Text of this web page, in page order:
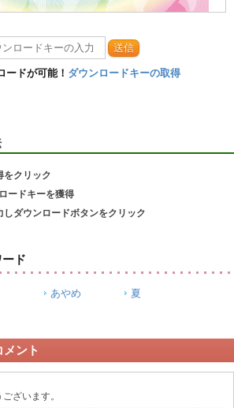
送信
ードが可能！ ダウンロードキーの取得
をクリック
ードキーを獲得
しダウンロードボタンをクリック
ド
あやめ
夏
ント
ざいます。